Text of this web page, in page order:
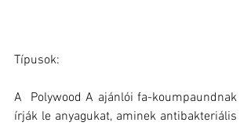
Típusok:
A  Polywood A ajánlói fa-koumpaundnak
írják le anyagukat, aminek antibakteriális